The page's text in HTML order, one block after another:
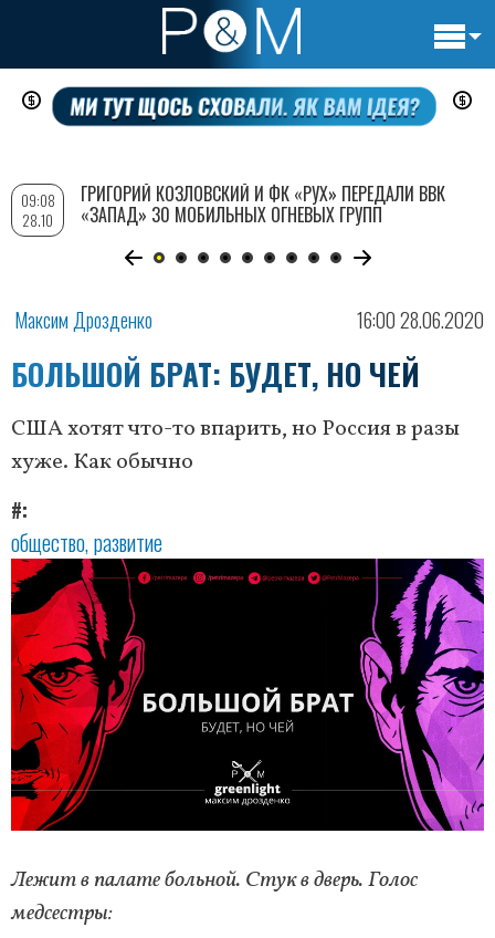
Перейти
содержанию
Максим Дрозденко 16:00 28.06.2020
БОЛЬШОЙ БРАТ: БУДЕТ, НО ЧЕЙ
США хотят что-то впарить, но Россия в разы
хуже. Как обычно
#
общество развитие
Лежит в пaлате больной. Стук в дверь. Голос
медсестры:
09:08
28.10
ГРИГОРИЙ КОЗЛОВСКИЙ И ФК «РУХ» ПЕРЕДАЛИ ВВК
«ЗАПАД» 30 МОБИЛЬНЫХ ОГНЕВЫХ ГРУПП